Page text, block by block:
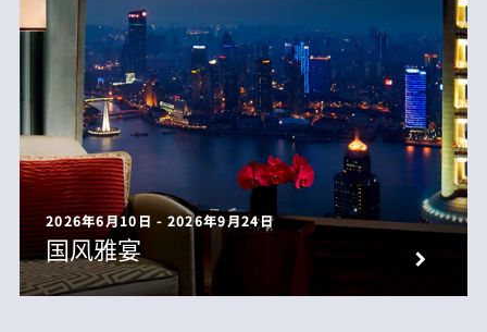
2026年6月10日 - 2026年9月24日
国风雅宴